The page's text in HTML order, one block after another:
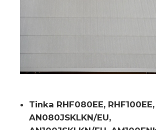
Tinka RHF080EE, RHF100EE,
AN080JSKLKN/EU,